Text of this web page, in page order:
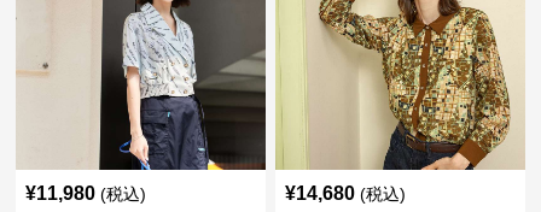
¥11,980 (税込) ¥14,680 (税込)